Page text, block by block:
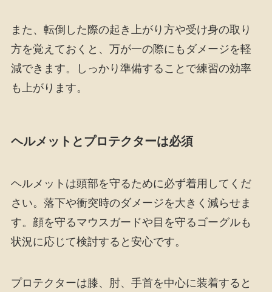
また、転倒した際の起き上がり方や受け身の取り
方を覚えておくと、万が一の際にもダメージを軽
減できます。しっかり準備することで練習の効率
も上がります。
ヘルメットとプロテクターは必須
ヘルメットは頭部を守るために必ず着用してくだ
さい。落下や衝突時のダメージを大きく減らせま
す。顔を守るマウスガードや目を守るゴーグルも
状況に応じて検討すると安心です。
プロテクターは膝、肘、手首を中心に装着すると